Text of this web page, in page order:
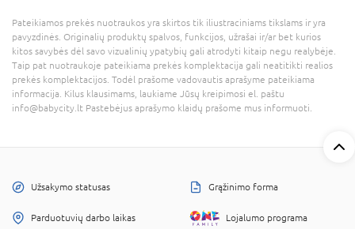
Pateikiamos prekės nuotraukos yra skirtos tik iliustraciniams tikslams ir yra
pavyzdinės. Originalių produktų spalvos, funkcijos, užrašai ir/ar bet kurios
kitos savybės dėl savo vizualinių ypatybių gali atrodyti kitaip negu realybėje.
Taip pat nuotraukoje pateikiama prekės komplektacija gali neatitikti realios
prekės komplektacijos. Todėl prašome vadovautis aprašyme pateikiama
informacija. Kilus klausimams, laukiame Jūsų kreipimosi el. paštu
info@babycity.lt Pastebėjus aprašymo klaidų prašome mus informuoti.
Užsakymo statusas Grąžinimo forma
Parduotuvių darbo laikas Lojalumo programa